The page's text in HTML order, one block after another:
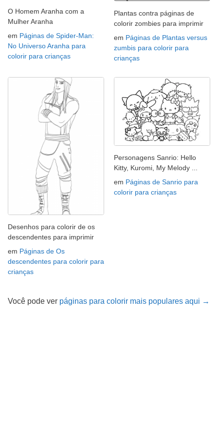
O Homem Aranha com a
Mulher Aranha
em Páginas de Spider-Man:
No Universo Aranha para
colorir para crianças
Plantas contra páginas de
colorir zombies para imprimir
em Páginas de Plantas versus
zumbis para colorir para
crianças
Desenhos para colorir de os
descendentes para imprimir
em Páginas de Os
descendentes para colorir para
crianças
Personagens Sanrio: Hello
Kitty, Kuromi, My Melody ...
em Páginas de Sanrio para
colorir para crianças
Você pode ver páginas para colorir mais populares aqui →